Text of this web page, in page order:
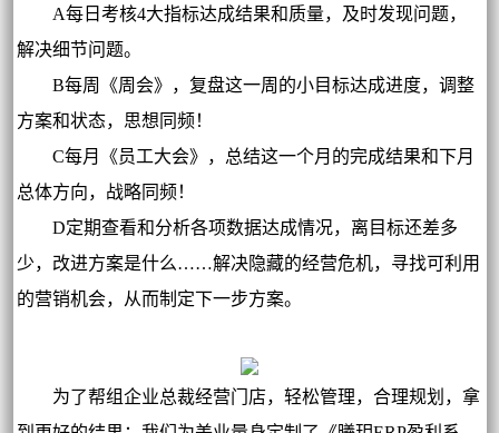
A每日考核4大指标达成结果和质量，及时发现问题，
解决细节问题。
B每周《周会》，复盘这一周的小目标达成进度，调整
方案和状态，思想同频！
C每月《员工大会》，总结这一个月的完成结果和下月
总体方向，战略同频！
D定期查看和分析各项数据达成情况，离目标还差多
少，改进方案是什么……解决隐藏的经营危机，寻找可利用
的营销机会，从而制定下一步方案。
为了帮组企业总裁经营门店，轻松管理，合理规划，拿